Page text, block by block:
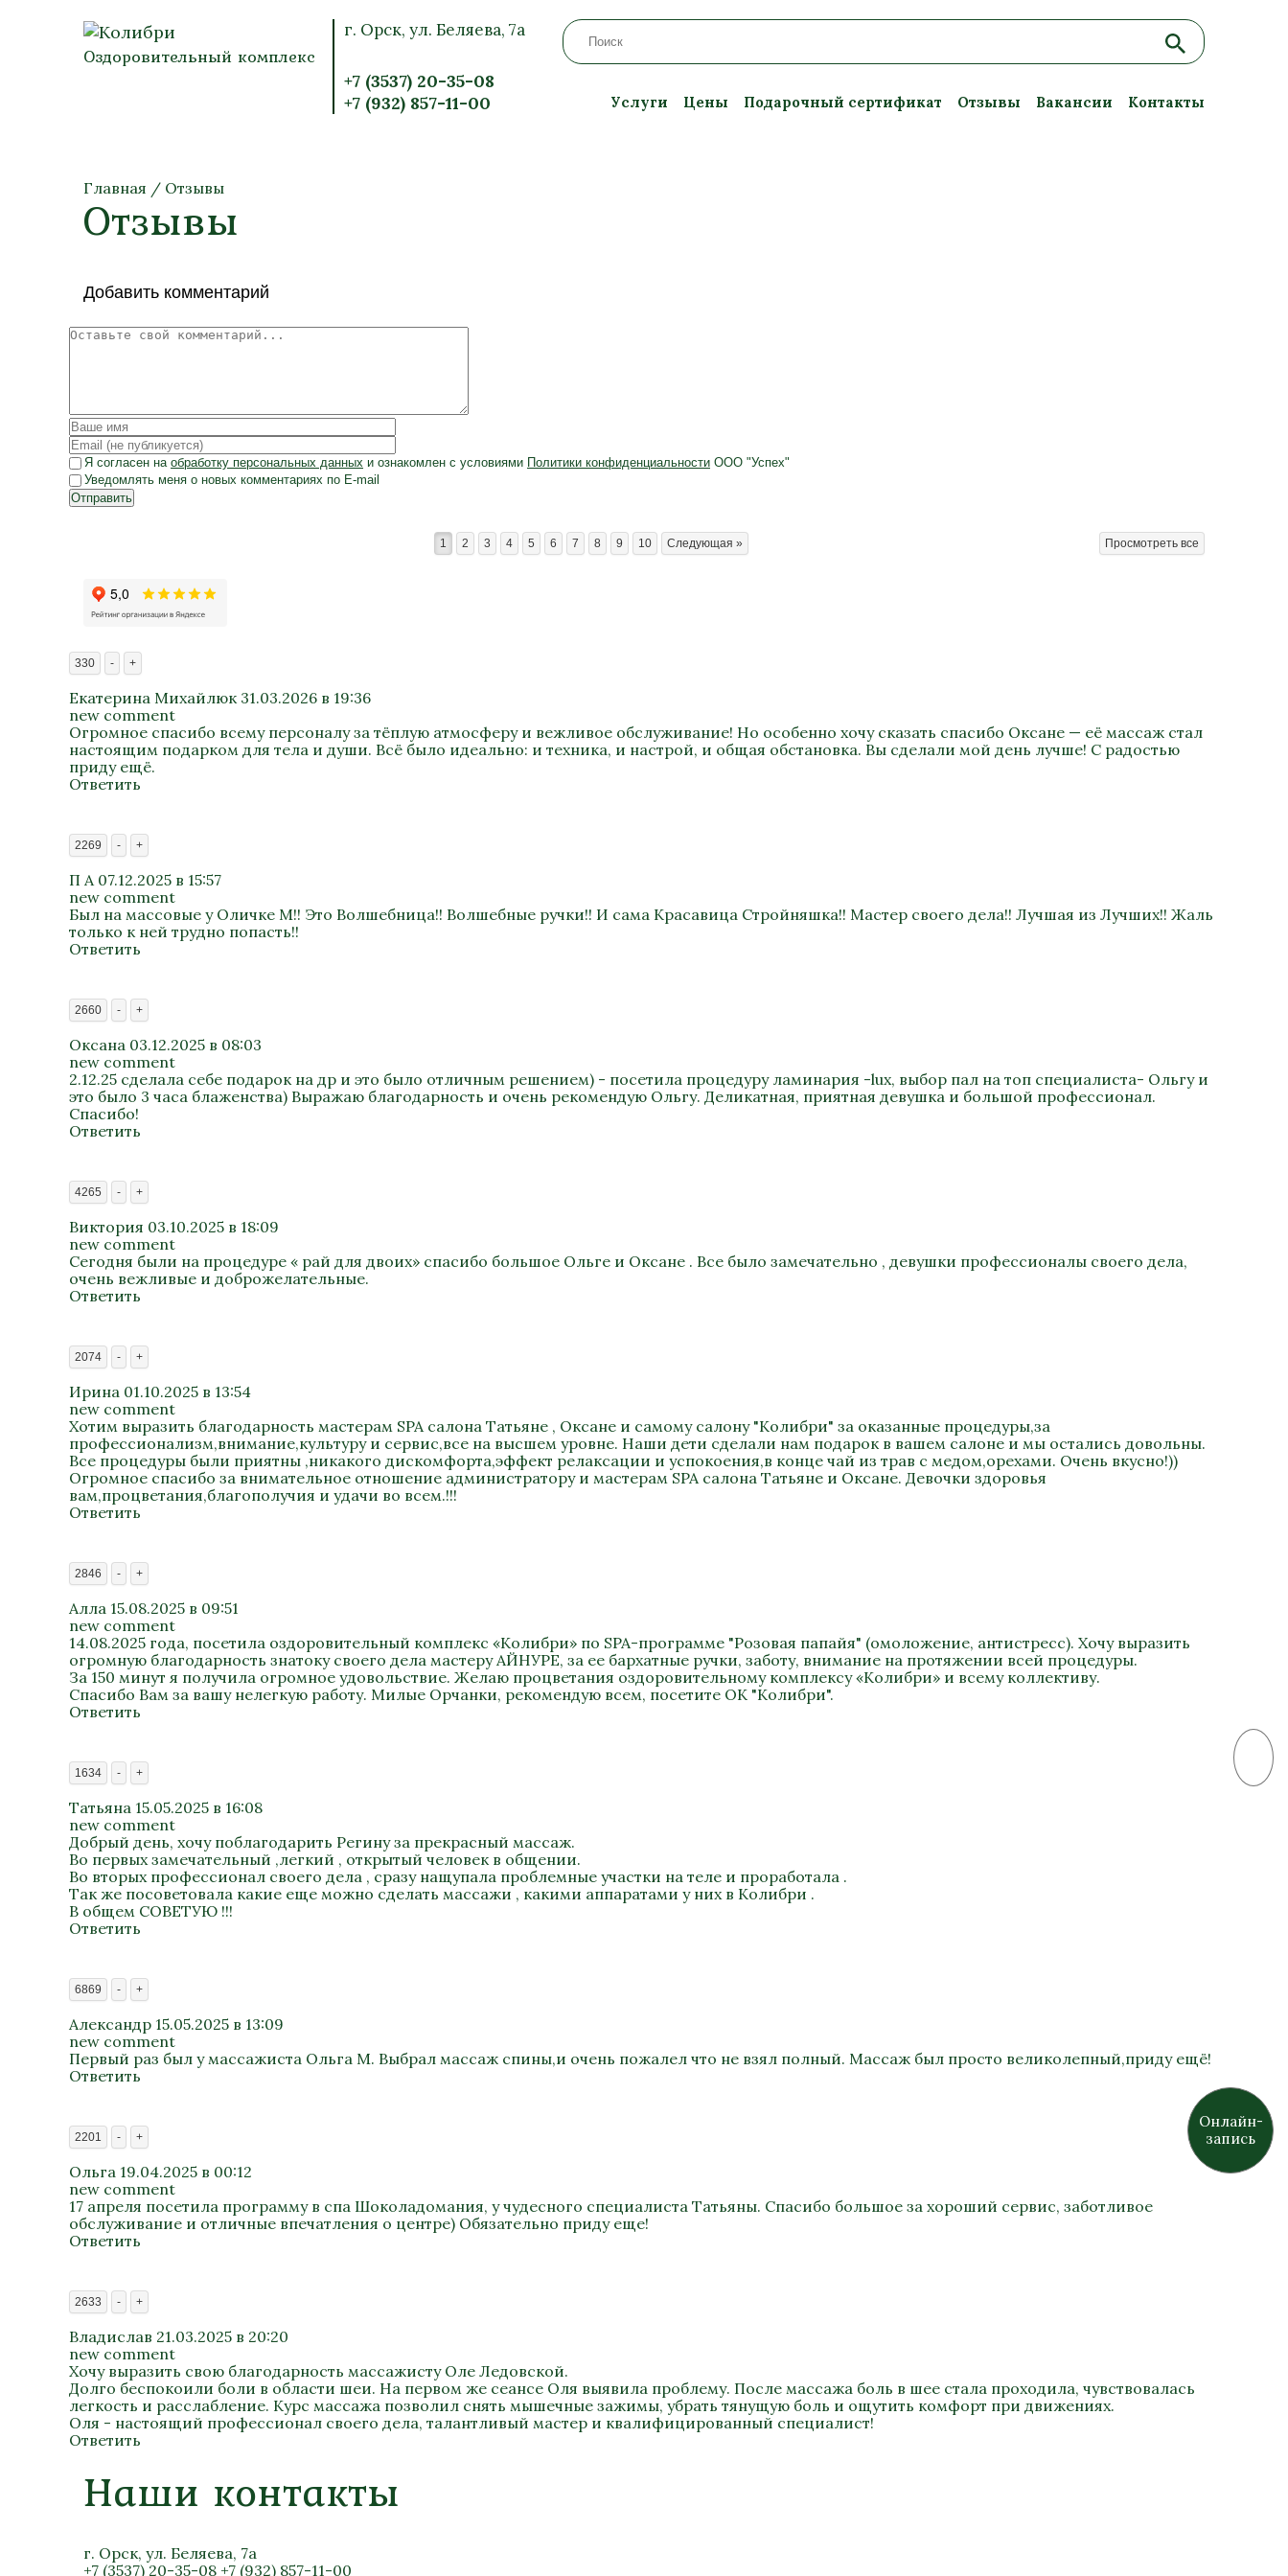
Оздоровительный комплекс
г. Орск, ул. Беляева, 7а
+7 (3537) 20-35-08
+7 (932) 857-11-00
Услуги Цены Подарочный сертификат Отзывы Вакансии Контакты
Главная / Отзывы
Отзывы
Добавить комментарий
Я согласен на обработку персональных данных и ознакомлен с условиями Политики конфиденциальности ООО "Успех"
Уведомлять меня о новых комментариях по E-mail
Отправить
Просмотреть все
1 2 3 4 5 6 7 8 9 10 Следующая »
330 - +
Екатерина Михайлюк 31.03.2026 в 19:36
new comment
Огромное спасибо всему персоналу за тёплую атмосферу и вежливое обслуживание! Но особенно хочу сказать спасибо Оксане — её массаж стал
настоящим подарком для тела и души. Всё было идеально: и техника, и настрой, и общая обстановка. Вы сделали мой день лучше! С радостью
приду ещё.
Ответить
2269 - +
П А 07.12.2025 в 15:57
new comment
Был на массовые у Оличке М!! Это Волшебница!! Волшебные ручки!! И сама Красавица Стройняшка!! Мастер своего дела!! Лучшая из Лучших!! Жаль
только к ней трудно попасть!!
Ответить
2660 - +
Оксана 03.12.2025 в 08:03
new comment
2.12.25 сделала себе подарок на др и это было отличным решением) - посетила процедуру ламинария -lux, выбор пал на топ специалиста- Ольгу и
это было 3 часа блаженства) Выражаю благодарность и очень рекомендую Ольгу. Деликатная, приятная девушка и большой профессионал.
Спасибо!
Ответить
4265 - +
Виктория 03.10.2025 в 18:09
new comment
Сегодня были на процедуре « рай для двоих» спасибо большое Ольге и Оксане . Все было замечательно , девушки профессионалы своего дела,
очень вежливые и доброжелательные.
Ответить
2074 - +
Ирина 01.10.2025 в 13:54
new comment
Хотим выразить благодарность мастерам SPA салона Татьяне , Оксане и самому салону "Колибри" за оказанные процедуры,за
профессионализм,внимание,культуру и сервис,все на высшем уровне. Наши дети сделали нам подарок в вашем салоне и мы остались довольны.
Все процедуры были приятны ,никакого дискомфорта,эффект релаксации и успокоения,в конце чай из трав с медом,орехами. Очень вкусно!))
Огромное спасибо за внимательное отношение администратору и мастерам SPA салона Татьяне и Оксане. Девочки здоровья
вам,процветания,благополучия и удачи во всем.!!!
Ответить
2846 - +
Алла 15.08.2025 в 09:51
new comment
14.08.2025 года, посетила оздоровительный комплекс «Колибри» по SPA-программе "Розовая папайя" (омоложение, антистресс). Хочу выразить
огромную благодарность знатоку своего дела мастеру АЙНУРЕ, за ее бархатные ручки, заботу, внимание на протяжении всей процедуры.
За 150 минут я получила огромное удовольствие. Желаю процветания оздоровительному комплексу «Колибри» и всему коллективу.
Спасибо Вам за вашу нелегкую работу. Милые Орчанки, рекомендую всем, посетите ОК "Колибри".
Ответить
1634 - +
Татьяна 15.05.2025 в 16:08
new comment
Добрый день, хочу поблагодарить Регину за прекрасный массаж.
Во первых замечательный ,легкий , открытый человек в общении.
Во вторых профессионал своего дела , сразу нащупала проблемные участки на теле и проработала .
Так же посоветовала какие еще можно сделать массажи , какими аппаратами у них в Колибри .
В общем СОВЕТУЮ !!!
Ответить
6869 - +
Александр 15.05.2025 в 13:09
new comment
Первый раз был у массажиста Ольга М. Выбрал массаж спины,и очень пожалел что не взял полный. Массаж был просто великолепный,приду ещё!
Ответить
2201 - +
Ольга 19.04.2025 в 00:12
new comment
17 апреля посетила программу в спа Шоколадомания, у чудесного специалиста Татьяны. Спасибо большое за хороший сервис, заботливое
обслуживание и отличные впечатления о центре) Обязательно приду еще!
Ответить
2633 - +
Владислав 21.03.2025 в 20:20
new comment
Хочу выразить свою благодарность массажисту Оле Ледовской.
Долго беспокоили боли в области шеи. На первом же сеансе Оля выявила проблему. После массажа боль в шее стала проходила, чувствовалась
легкость и расслабление. Курс массажа позволил снять мышечные зажимы, убрать тянущую боль и ощутить комфорт при движениях.
Оля - настоящий профессионал своего дела, талантливый мастер и квалифицированный специалист!
Ответить
Наши контакты
г. Орск, ул. Беляева, 7а
+7 (3537) 20-35-08 +7 (932) 857-11-00
Онлайн-
запись